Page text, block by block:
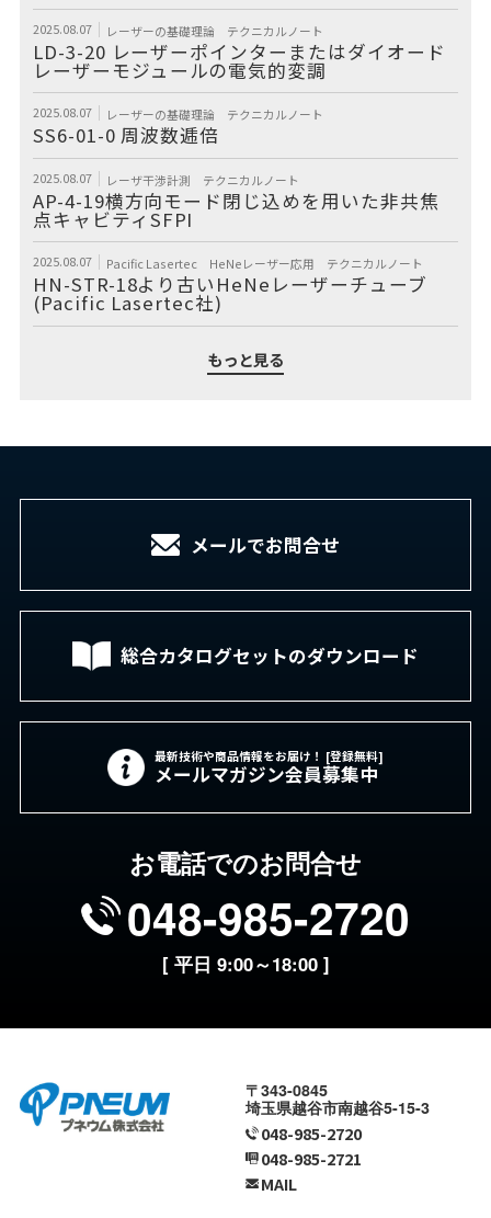
2025.08.07 レーザーの基礎理論 テクニカルノート
LD-3-20 レーザーポインターまたはダイオード
レーザーモジュールの電気的変調
2025.08.07 レーザーの基礎理論 テクニカルノート
SS6-01-0 周波数逓倍
2025.08.07 レーザ干渉計測 テクニカルノート
AP-4-19横方向モード閉じ込めを用いた非共焦
点キャビティSFPI
2025.08.07 Pacific Lasertec HeNeレーザー応用 テクニカルノート
HN-STR-18より古いHeNeレーザーチューブ
(Pacific Lasertec社)
もっと見る
メールでお問合せ
総合カタログセットのダウンロード
最新技術や商品情報をお届け！ [登録無料]
メールマガジン会員募集中
お電話でのお問合せ
048-985-2720
[ 平日 9:00～18:00 ]
〒343-0845
埼玉県越谷市南越谷5-15-3
048-985-2720
048-985-2721
MAIL